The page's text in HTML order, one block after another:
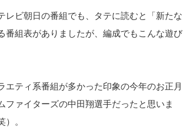
ビ朝日の番組でも、タテに読むと「新たな
番組表がありましたが、編成でもこんな遊び
ティ系番組が多かった印象の今年のお正月
ァイターズの中田翔選手だったと思いま
。